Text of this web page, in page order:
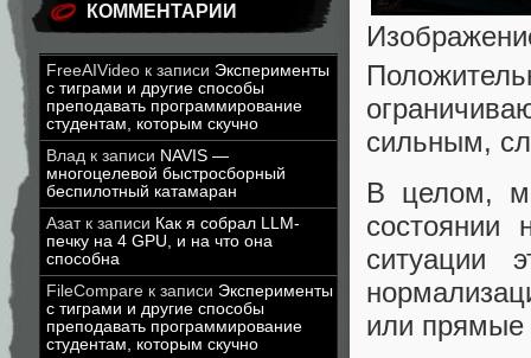
КОММЕНТАРИИ
FreeAIVideo к записи Эксперименты
с тиграми и другие способы
преподавать программирование
студентам, которым скучно
Влад к записи NAVIS —
многоцелевой быстросборный
беспилотный катамаран
Азатк записи Как я собрал LLM-
печку на 4 GPU, и на что она
способна
FileCompare к записи Эксперименты
с тиграми и другие способы
преподавать программирование
студентам, которым скучно
сильным,
В целом,
состоянии
ситуации
или прямые